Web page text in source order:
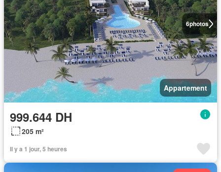
6photos
Appartement
999.644 DH
205 m²
Il y a 1 jour, 5 heures